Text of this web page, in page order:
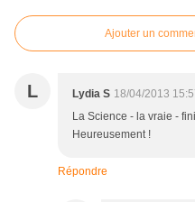
Ajouter un
L Lydia S 18/04/2013
La Science - la vraie -
Heureusement !
Répondre